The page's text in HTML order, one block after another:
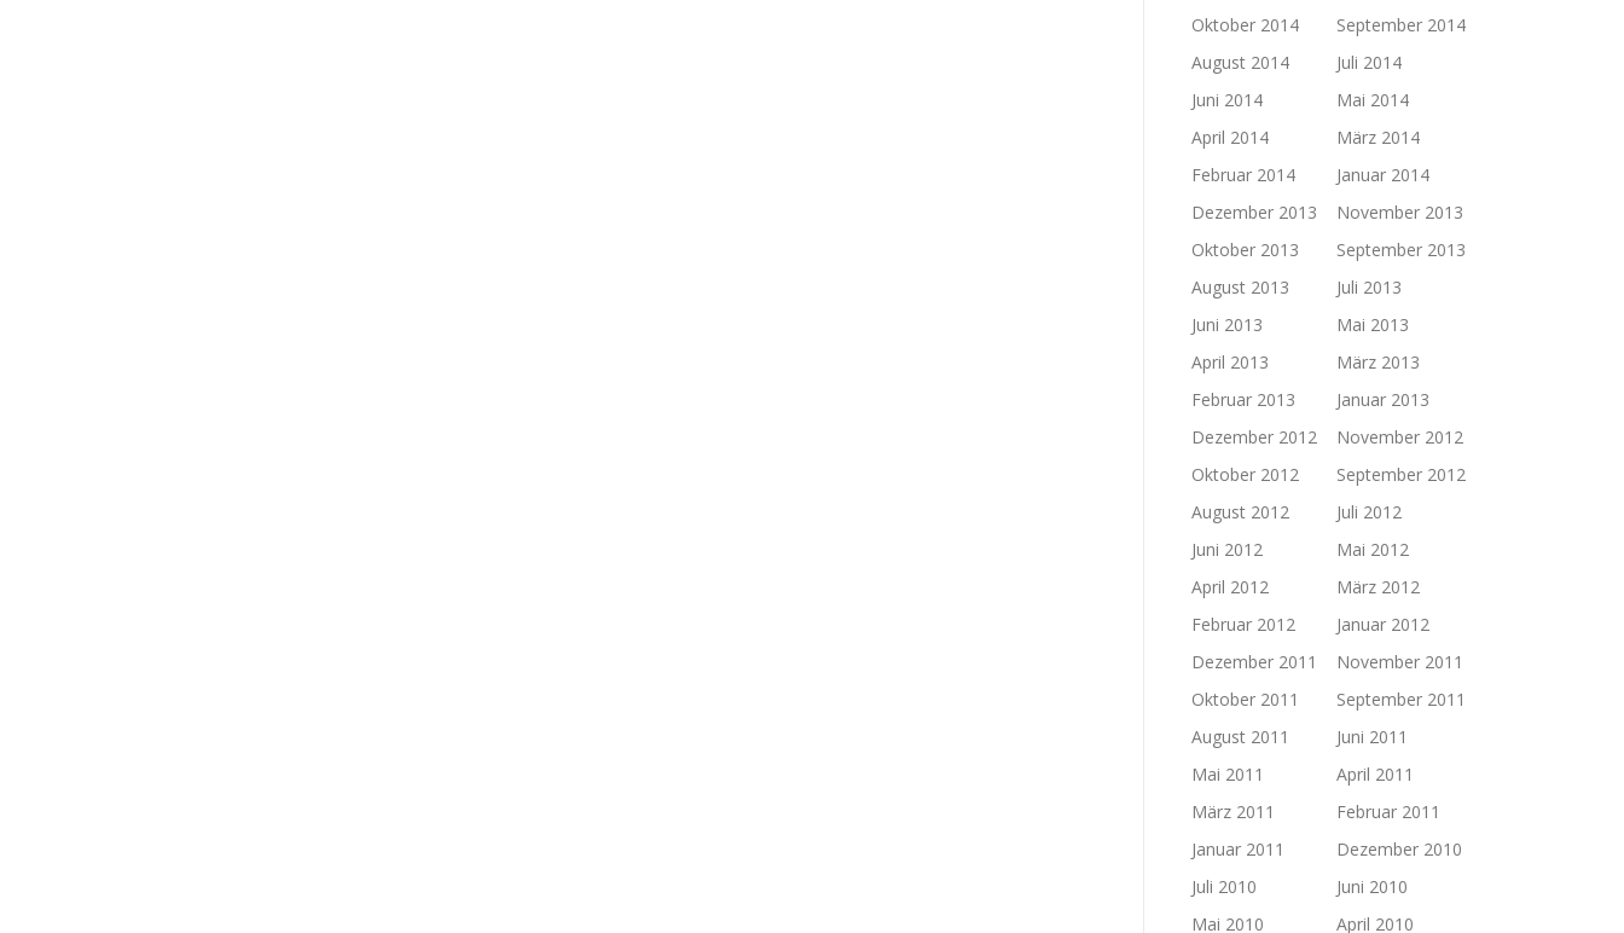
Oktober 2014
September 2014
August 2014
Juli 2014
Juni 2014
Mai 2014
April 2014
März 2014
Februar 2014
Januar 2014
Dezember 2013
November 2013
Oktober 2013
September 2013
August 2013
Juli 2013
Juni 2013
Mai 2013
April 2013
März 2013
Februar 2013
Januar 2013
Dezember 2012
November 2012
Oktober 2012
September 2012
August 2012
Juli 2012
Juni 2012
Mai 2012
April 2012
März 2012
Februar 2012
Januar 2012
Dezember 2011
November 2011
Oktober 2011
September 2011
August 2011
Juni 2011
Mai 2011
April 2011
März 2011
Februar 2011
Januar 2011
Dezember 2010
Juli 2010
Juni 2010
Mai 2010
April 2010